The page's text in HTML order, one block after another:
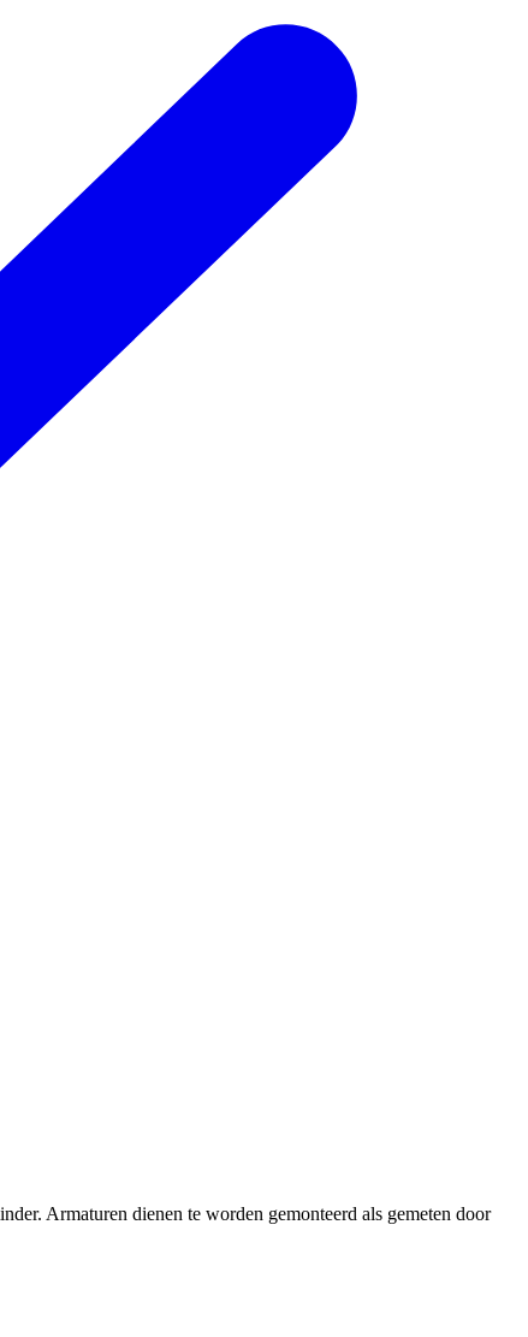
Armaturen dienen te worden gemonteerd als gemeten door